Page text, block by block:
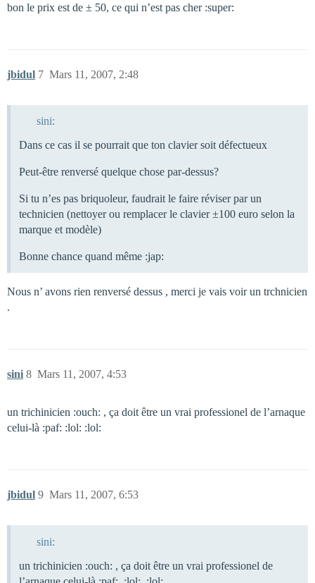
bon le prix est de ± 50, ce qui n’est pas cher :super:
jbidul Mars 11, 2007, 2:48
7
sini:
Dans ce cas il se pourrait que ton clavier soit défectueux
Peut-être renversé quelque chose par-dessus?
Si tu n’es pas briquoleur, faudrait le faire réviser par un
technicien (nettoyer ou remplacer le clavier ±100 euro selon la
marque et modèle)
Bonne chance quand même :jap:
Nous n’ avons rien renversé dessus , merci je vais voir un trchnicien
.
sini Mars 11, 2007, 4:53
8
un trichinicien :ouch: , ça doit être un vrai professionel de l’arnaque
celui-là :paf: :lol: :lol:
jbidul Mars 11, 2007, 6:53
9
sini:
un trichinicien :ouch: , ça doit être un vrai professionel de